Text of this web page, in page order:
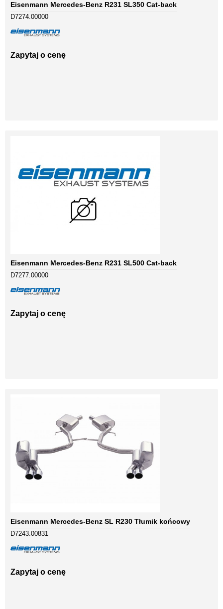
Eisenmann Mercedes-Benz R231 SL350 Cat-back
D7274.00000
Zapytaj o cenę
Eisenmann Mercedes-Benz R231 SL500 Cat-back
D7277.00000
Zapytaj o cenę
Eisenmann Mercedes-Benz SL R230 Tłumik końcowy
D7243.00831
Zapytaj o cenę